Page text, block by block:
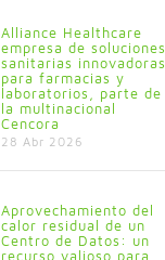
Alliance Healthcare
empresa de soluciones
sanitarias innovadoras
para farmacias y
laboratorios, parte de
la multinacional
Cencora
28 Abr 2026
Aprovechamiento del
calor residual de un
Centro de Datos: un
recurso valioso para